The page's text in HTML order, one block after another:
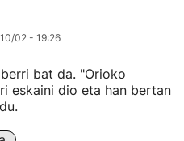
02 - 19:26
bat da. "Orioko
eskaini dio eta han bertan